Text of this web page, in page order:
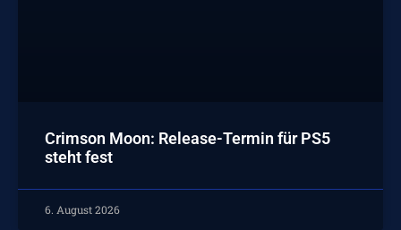
Crimson Moon: Release-Termin für PS5
steht fest
6. August 2026